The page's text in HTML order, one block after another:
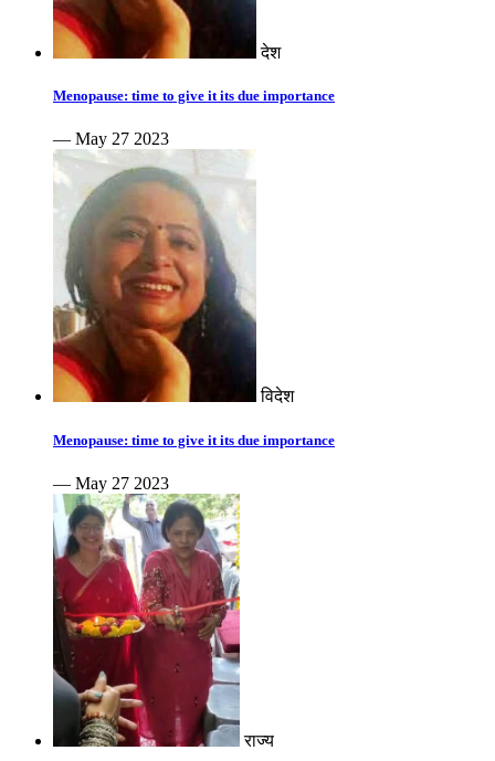
देश
Menopause: time to give it its due importance
— May 27 2023
विदेश
Menopause: time to give it its due importance
— May 27 2023
राज्य